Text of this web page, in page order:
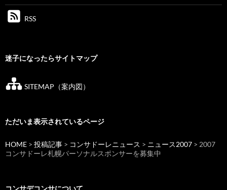
RSS
迷子になったらサイトマップ
SITEMAP（案内図）
ただいま表示されているページ
HOME > 投稿記事 > コンサドーレニュース > ニュース2007 > 2007
コンサドーレ札幌パーソナルスポンサーを募集中
コンサデコンサについて